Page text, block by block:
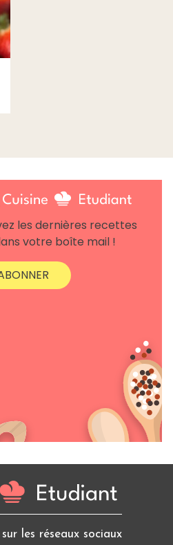
les dernières recettes
votre boîte mail !
les réseaux sociaux